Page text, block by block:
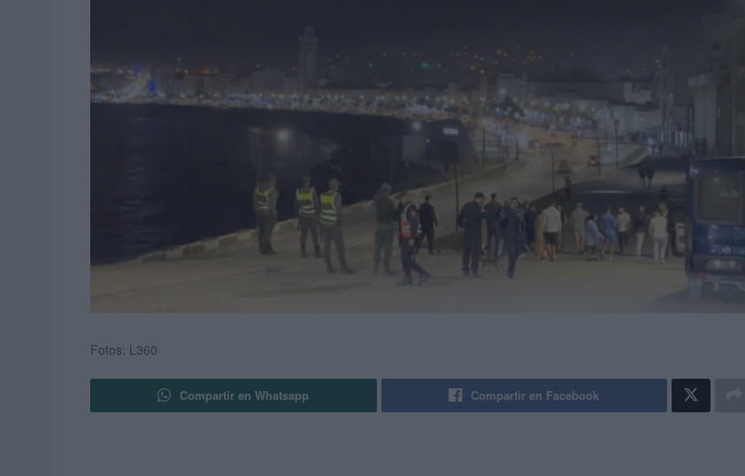
Fotos: L360
Compartir en Whatsapp Compartir en Facebook